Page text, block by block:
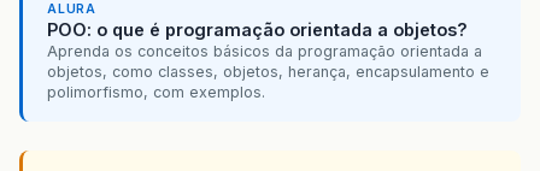
ALURA
POO: o que é programação orientada a objetos?
Aprenda os conceitos básicos da programação orientada a
objetos, como classes, objetos, herança, encapsulamento e
polimorfismo, com exemplos.